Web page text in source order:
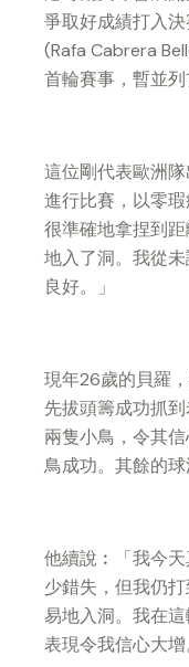
爭取好成績打入
(Rafa Cabrera
首輪賽事，暫並列
這位剛代表歐洲
進行比賽，以零
很準確地拿捏到
地入了洞。我從
良好。」
現年26歲的貝羅
先拔頭籌成功抓
兩隻小鳥，令其
鳥成功。其餘的球
他續說︰「我今
少錯失，但我仍
易地入洞。我在
表現令我信心大增